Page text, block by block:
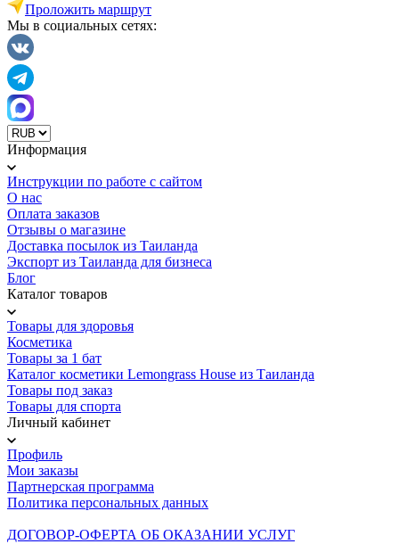
Проложить маршрут
Мы в социальных сетях:
Информация
Инструкции по работе с сайтом
О нас
Оплата заказов
Отзывы о магазине
Доставка посылок из Таиланда
Экспорт из Таиланда для бизнеса
Блог
Каталог товаров
Товары для здоровья
Косметика
Товары за 1 бат
Каталог косметики Lemongrass House из Таиланда
Товары под заказ
Товары для спорта
Личный кабинет
Профиль
Мои заказы
Партнерская программа
Политика персональных данных
ДОГОВОР-ОФЕРТА ОБ ОКАЗАНИИ УСЛУГ